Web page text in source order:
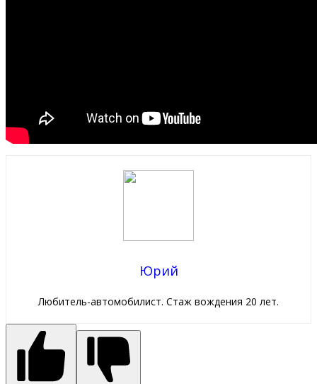
Юрий
Любитель-автомобилист. Стаж вождения 20 лет.